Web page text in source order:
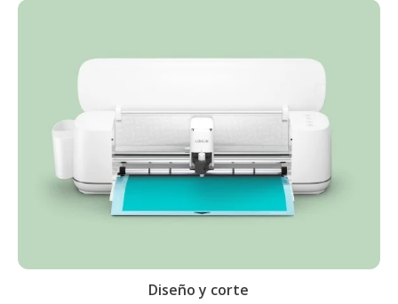
Diseño y corte